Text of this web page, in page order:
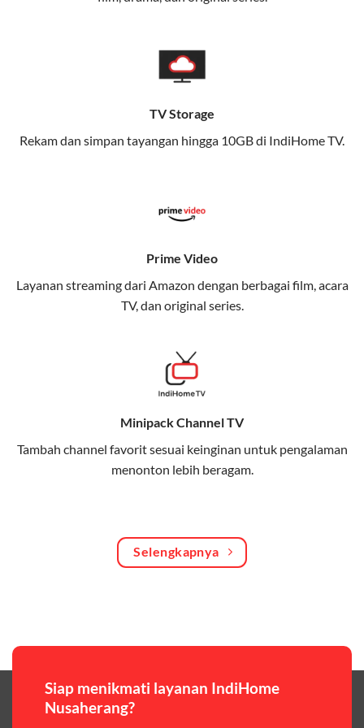
memungkinkan Anda menikmati internet cepat baik
Dengan Telkomsel One, Anda tidak terikat pada satu
teknologi jaringan tertentu, sehingga bisa menikmati
fleksibilitas dan kenyamanan maksimal.
Keunggulan Telkomsel One
streaming, gaming, dan bekerja dari rumah.
Memudahkan Anda dalam mengelola jaringan dan
meningkatkan keamanan.
Bagikan kuota internet hingga 30 GB dengan anggota
keluarga atau teman secara praktis.
One Bill System
Tagihan internet rumah dan kuota keluarga digabung
dalam satu pembayaran.
Hemat biaya dengan paket internet berkualitas tinggi
premium,berikut ulasan singkatnya:
Paket Easy
TV Storage
Rekam dan simpan tayangan hingga 10GB di IndiHome TV.
Prime Video
Layanan streaming dari Amazon dengan berbagai film, acara
TV, dan original series.
Minipack Channel TV
Tambah channel favorit sesuai keinginan untuk pengalaman
menonton lebih beragam.
Selengkapnya
Siap menikmati layanan IndiHome
Nusaherang?